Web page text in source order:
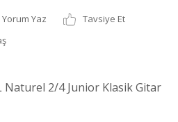
Yorum Yaz
Tavsiye Et
Naturel 2/4 Junior Klasik Gitar